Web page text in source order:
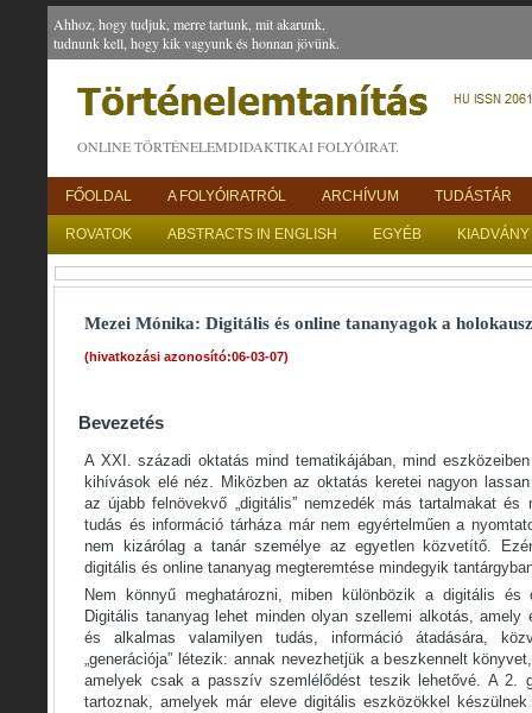
Ahhoz, hogy tudjuk, merre tartunk, mit akarunk,
tudnunk kell, hogy kik vagyunk és honnan jövünk.
ONLINE TÖRTÉNELEMDIDAKTIKAI FOLYÓIRAT.
FŐOLDAL A FOLYÓIRATRÓL ARCHÍVUM TUDÁSTÁR
ROVATOK ABSTRACTS IN ENGLISH EGYÉB
Mezei Mónika: Digitális és online tananyagok a
(hivatkozási azonosító:06-03-07)
Bevezetés
A XXI. századi oktatás mind tematikájában, mind
kihívások elé néz. Miközben az oktatás keretei nagyon
az újabb felnövekvő „digitális” nemzedék más tartalmakat és
tudás és információ tárháza már nem egyértelműen a
nem kizárólag a tanár személye az egyetlen közvetítő.
digitális és online tananyag megteremtése mindegyik
Nem könnyű meghatározni, miben különbözik a digitális és
Digitális tananyag lehet minden olyan szellemi alkotás, amely
és alkalmas valamilyen tudás, információ átadására,
„generációja” létezik: annak nevezhetjük a beszkennelt
amelyek csak a passzív szemlélődést teszik lehetővé. A 2.
tartoznak, amelyek már eleve digitális eszközökkel